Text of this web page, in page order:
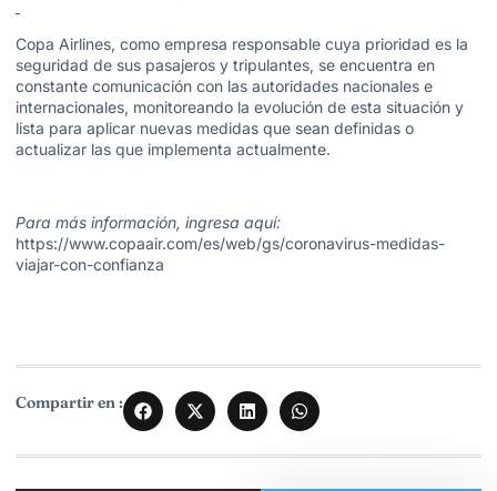
Copa Airlines, como empresa responsable cuya prioridad es la
seguridad de sus pasajeros y tripulantes, se encuentra en
constante comunicación con las autoridades nacionales e
internacionales, monitoreando la evolución de esta situación y
lista para aplicar nuevas medidas que sean definidas o
actualizar las que implementa actualmente.
Para más información, ingresa aquí:
https://www.copaair.com/es/web/gs/coronavirus-medidas-
viajar-con-confianza
Compartir en :